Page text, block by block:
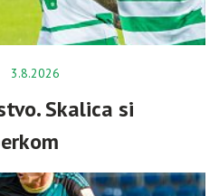
3.8.2026
Skalica si